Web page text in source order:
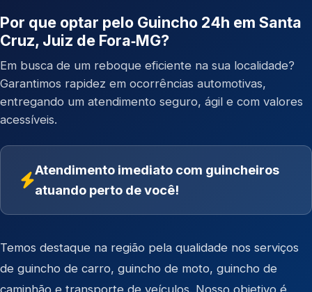
Por que optar pelo Guincho 24h em Santa
Cruz, Juiz de Fora‑MG?
Em busca de um reboque eficiente na sua localidade?
Garantimos rapidez em ocorrências automotivas,
entregando um atendimento seguro, ágil e com valores
acessíveis.
Atendimento imediato com guincheiros
atuando perto de você!
Temos destaque na região pela qualidade nos serviços
de guincho de carro, guincho de moto, guincho de
caminhão e transporte de veículos . Nosso objetivo é